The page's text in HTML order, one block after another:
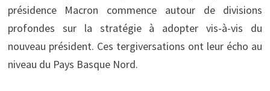
présidence Macron commence autour de divisions
profondes sur la stratégie à adopter vis-à-vis du
nouveau président. Ces tergiversations ont leur écho au
niveau du Pays Basque Nord.